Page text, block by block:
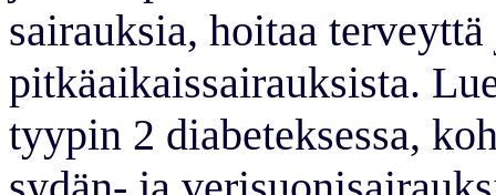
sairauksia, hoitaa
pitkäaikaissairauksista.
tyypin 2 diabeteksessa,